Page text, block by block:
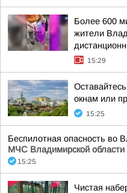
Более 600
жители
15:29
окнам или
15:25
Беспилотная опасность во
МЧС Владимирской области
15:25
Чистая